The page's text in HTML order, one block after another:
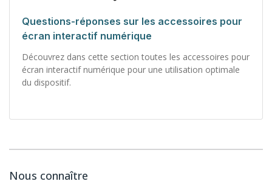
Questions-réponses sur les accessoires pour
écran interactif numérique
Découvrez dans cette section toutes les accessoires pour
écran interactif numérique pour une utilisation optimale
du dispositif.
Nous connaître